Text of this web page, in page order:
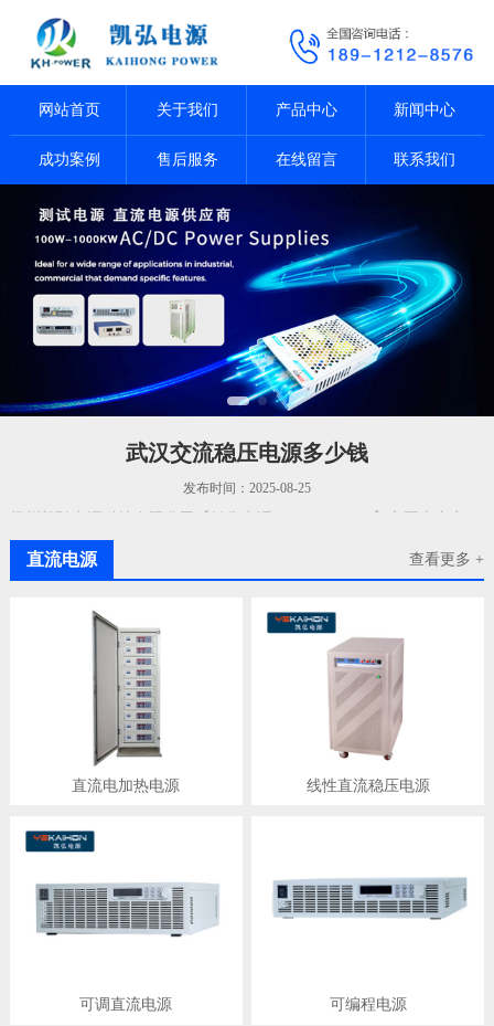
网站首页 关于我们 产品中心 新闻中心
成功案例 售后服务 在线留言 联系我们
武汉交流稳压电源多少钱
发布时间：2025-08-25
查看更多 +
直流电源
直流电加热电源 线性直流稳压电源
可调直流电源 可编程电源